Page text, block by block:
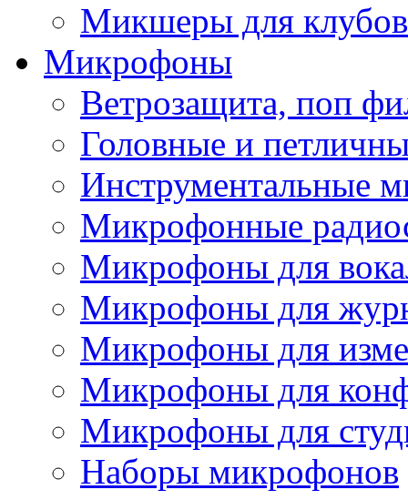
Микшеры для клубов
Микрофоны
Ветрозащита, поп
Головные и
Инструментальные
Микрофонные
Микрофоны для
Микрофоны для
Микрофоны для
Микрофоны для
Микрофоны для
Наборы микрофонов